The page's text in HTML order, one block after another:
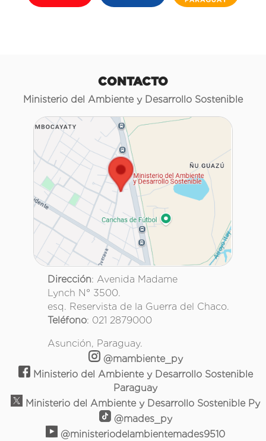
CONTACTO
Ministerio del Ambiente y Desarrollo Sostenible
Dirección: Avenida Madame
Lynch N° 3500.
esq. Reservista de la Guerra del Chaco.
Teléfono: 021 2879000
Asunción, Paraguay.
@mambiente_py
Ministerio del Ambiente y Desarrollo Sostenible
Paraguay
Ministerio del Ambiente y Desarrollo Sostenible Py
@mades_py
@ministeriodelambientemades9510